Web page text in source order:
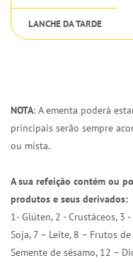
LANCHE DA TARDE
NOTA: A ementa poderá
principais serão sempre
ou mista.
A sua refeição contém ou
produtos e seus derivados:
1- Glúten, 2 - Crustáceos, 3
Soja, 7 – Leite, 8 – Frutos
Semente de sésamo, 12 –